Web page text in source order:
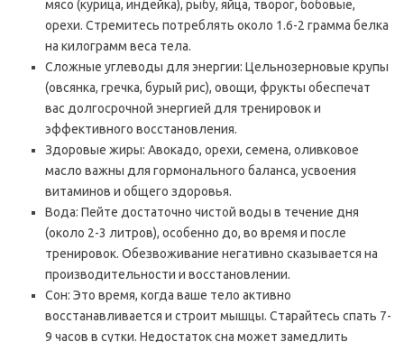
мясо (курица, индейка), рыбу, яйца, творог, бобовые,
орехи. Стремитесь потреблять около 1.6-2 грамма белка
на килограмм веса тела.
Сложные углеводы для энергии: Цельнозерновые крупы
(овсянка, гречка, бурый рис), овощи, фрукты обеспечат
вас долгосрочной энергией для тренировок и
эффективного восстановления.
Здоровые жиры: Авокадо, орехи, семена, оливковое
масло важны для гормонального баланса, усвоения
витаминов и общего здоровья.
Вода: Пейте достаточно чистой воды в течение дня
(около 2-3 литров), особенно до, во время и после
тренировок. Обезвоживание негативно сказывается на
производительности и восстановлении.
Сон: Это время, когда ваше тело активно
восстанавливается и строит мышцы. Старайтесь спать 7-
9 часов в сутки. Недостаток сна может замедлить